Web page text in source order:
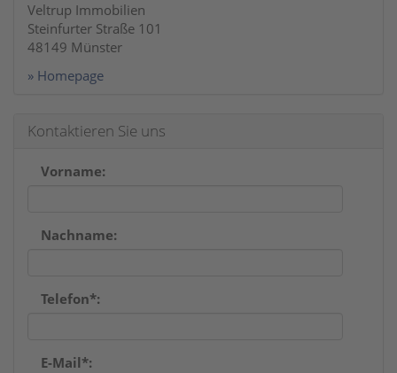
Veltrup Immobilien
Steinfurter Straße 101
48149 Münster
» Homepage
Kontaktieren Sie uns
Vorname:
Nachname:
Telefon*:
E-Mail*: